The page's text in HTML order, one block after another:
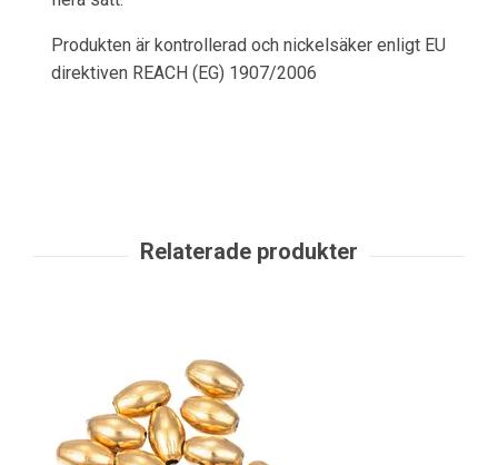
Produkten är kontrollerad och nickelsäker enligt EU
direktiven REACH (EG) 1907/2006